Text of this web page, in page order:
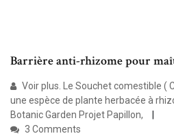
Barrière anti-rhizome pour
Voir plus. Le Souchet comestible (
une espèce de plante herbacée à
Botanic Garden Projet Papillon,
3 Comments